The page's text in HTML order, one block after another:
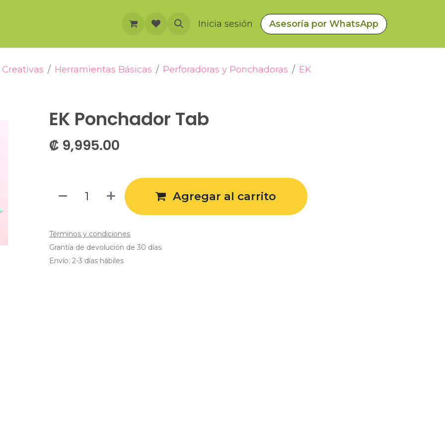
Eventos Inicia sesión Asesoría por WhatsApp
Herramientas Básicas Perforadoras y Ponchadoras
EK
EK Ponchador Tab
₡ 9,995.00
Agregar al carrito
Términos y condiciones
Grantía de devolución de 30 días
Envío: 2-3 días hábiles